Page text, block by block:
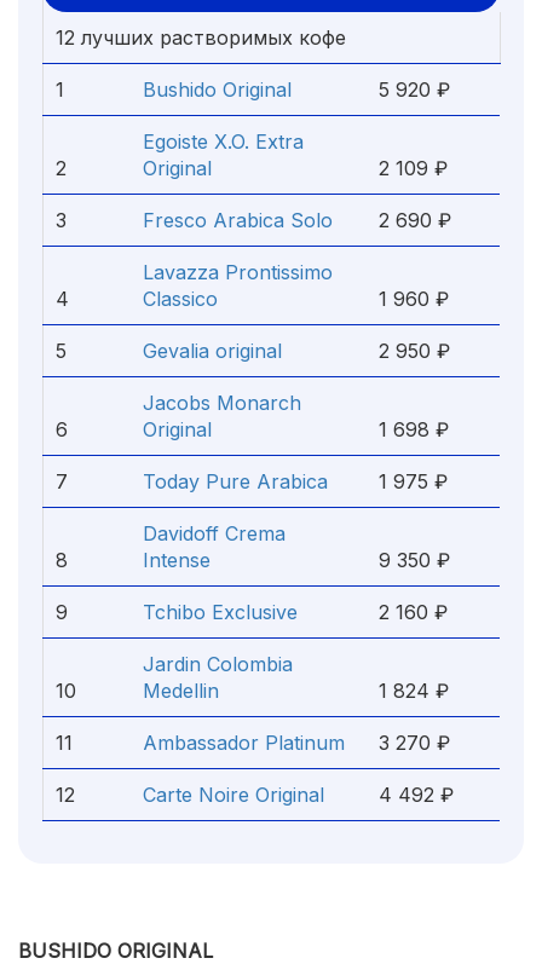
12 лучших растворимых кофе
1 Bushido Original 5 920 ₽
2
Egoiste X.O. Extra
Original
2 109 ₽
3 Fresco Arabica Solo 2 690 ₽
4
Lavazza Prontissimo
Classico
1 960 ₽
5 Gevalia original 2 950 ₽
6
Jacobs Monarch
Original
1 698 ₽
7 Today Pure Arabica 1 975 ₽
8
Davidoff Crema
Intense
9 350 ₽
9 Tchibo Exclusive 2 160 ₽
10
Jardin Colombia
Medellin
1 824 ₽
11 Ambassador Platinum 3 270 ₽
12 Carte Noire Original 4 492 ₽
BUSHIDO ORIGINAL